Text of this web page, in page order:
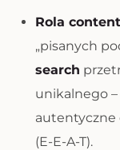
Rola
„pisanych
search
unikalnego –
autentyczne
(E-E-A-T).